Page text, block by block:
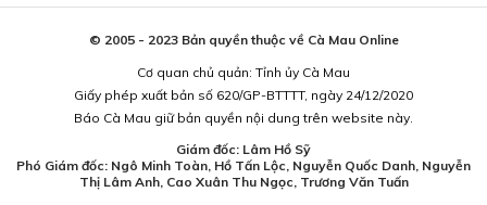
© 2005 - 2023 Bản quyền thuộc về Cà Mau Online
Cơ quan chủ quản: Tỉnh ủy Cà Mau
Giấy phép xuất bản số 620/GP-BTTTT, ngày 24/12/2020
Báo Cà Mau giữ bản quyền nội dung trên website này.
Giám đốc: Lâm Hồ Sỹ
Phó Giám đốc: Ngô Minh Toàn, Hồ Tấn Lộc, Nguyễn Quốc Danh, Nguyễn
Thị Lâm Anh, Cao Xuân Thu Ngọc, Trương Văn Tuấn